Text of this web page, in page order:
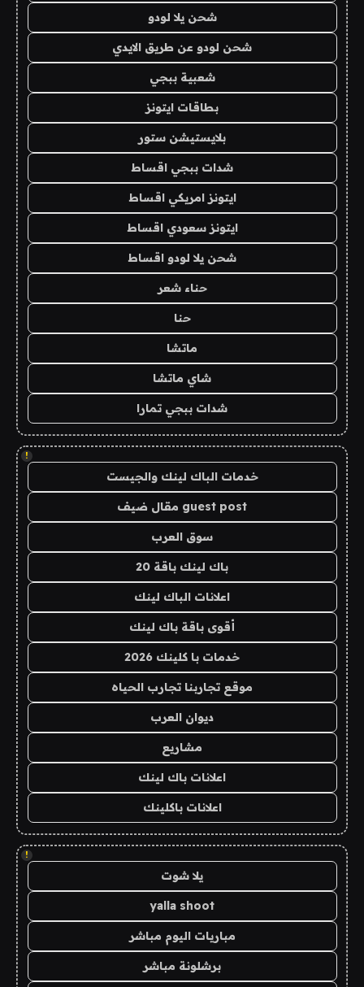
شحن يلا لودو
شحن لودو عن طريق الايدي
شعبية ببجي
بطاقات ايتونز
بلايستيشن ستور
شدات ببجي اقساط
ايتونز امريكي اقساط
ايتونز سعودي اقساط
شحن يلا لودو اقساط
حناء شعر
حنا
ماتشا
شاي ماتشا
شدات ببجي تمارا
!
خدمات الباك لينك والجيست
guest post مقال ضيف
سوق العرب
باك لينك باقة 20
اعلانات الباك لينك
أقوى باقة باك لينك
خدمات با كلينك 2026
موقع تجاربنا تجارب الحياه
ديوان العرب
مشاريع
اعلانات باك لينك
اعلانات باكلينك
!
يلا شوت
yalla shoot
مباريات اليوم مباشر
برشلونة مباشر